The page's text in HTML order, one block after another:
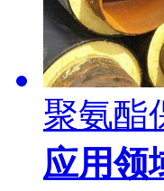
聚氨酯
应用领